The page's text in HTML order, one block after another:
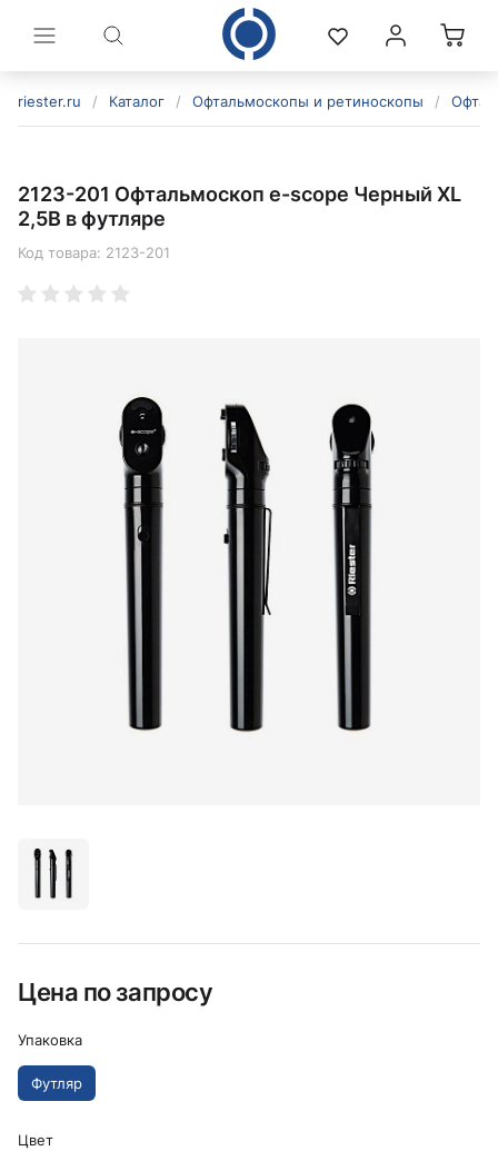
riester.ru / Каталог / Офтальмоскопы и ретиноскопы /
2123-201 Офтальмоскоп e-scope Черный XL
2,5В в футляре
Код товара: 2123-201
Цена по запросу
Упаковка
Футляр
Цвет
политикой конфиденциальности